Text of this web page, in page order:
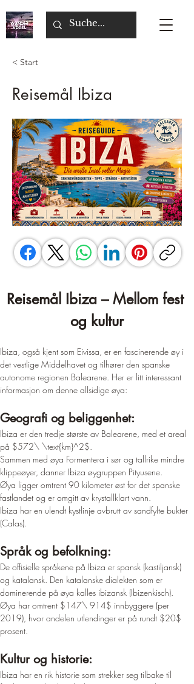
< Start
Reisemål Ibiza
Reisemål Ibiza – Mellom fest
og kultur
Ibiza, også kjent som Eivissa, er en fascinerende øy i
det vestlige Middelhavet og tilhører den spanske
autonome regionen Balearene. Her er litt interessant
informasjon om denne allsidige øya:
Geografi og beliggenhet:
Ibiza er den tredje største av Balearene, med et areal
på $572\ \text{km}^2$.
Sammen med øya Formentera i sør og tallrike mindre
klippeøyer, danner Ibiza øygruppen Pityusene.
Øya ligger omtrent 90 kilometer øst for det spanske
fastlandet og er omgitt av krystallklart vann.
Ibiza har en ulendt kystlinje avbrutt av sandfylte bukter
(Calas).
Språk og befolkning:
De offisielle språkene på Ibiza er spansk (kastiljansk)
og katalansk. Den katalanske dialekten som er
dominerende på øya kalles ibizansk (Ibizenkisch).
Øya har omtrent $147\ 914$ innbyggere (per
2019), hvor andelen utlendinger er på rundt $20$
prosent.
Kultur og historie:
Ibiza har en rik historie som strekker seg tilbake til